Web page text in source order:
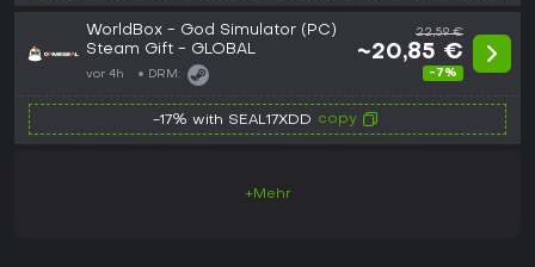
WorldBox - God Simulator (PC)
Steam Gift - GLOBAL
vor 4h DRM:
22,59 €
~20,85 €
-7%
-17% with SEAL17XDD copy
+Mehr